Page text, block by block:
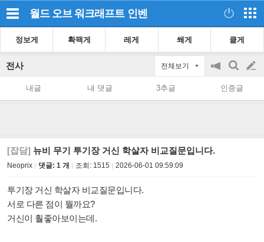
월드 오브 워크래프트 인벤
정보게 확팩게 레게 쐐게 클게
전사 전체보기
공
on/off
검
색
글
쓰
내글 내 댓글 3추글 인증글
[잡담] 뉴비 무기 투기장 거신 학살자 비교질문입니다.
Neoprix 댓글: 1 개 조회: 1515 2026-06-01 09:59:09
투기장 거신 학살자 비교질문입니다.
서로 다른 점이 뭘까요?
거신이 훨좋아보이는데.